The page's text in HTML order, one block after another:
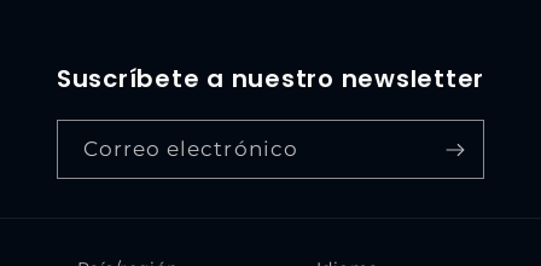
Suscríbete a nuestro newsletter
Correo electrónico